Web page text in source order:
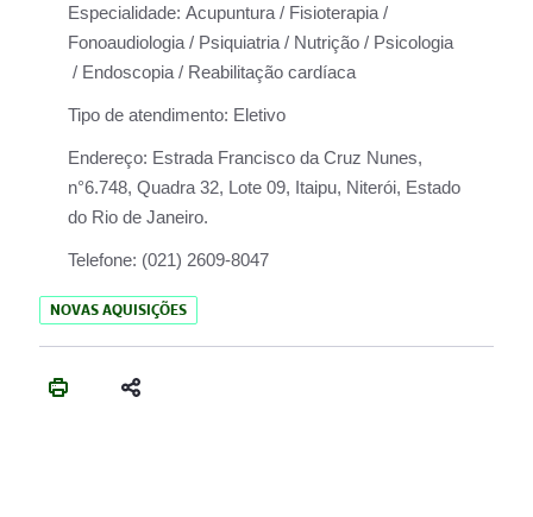
Especialidade: Acupuntura / Fisioterapia /
Fonoaudiologia / Psiquiatria / Nutrição / Psicologia
/ Endoscopia / Reabilitação cardíaca
Tipo de atendimento: Eletivo
Endereço: Estrada Francisco da Cruz Nunes,
n°6.748, Quadra 32, Lote 09, Itaipu, Niterói, Estado
do Rio de Janeiro.
Telefone: (021) 2609-8047
NOVAS AQUISIÇÕES